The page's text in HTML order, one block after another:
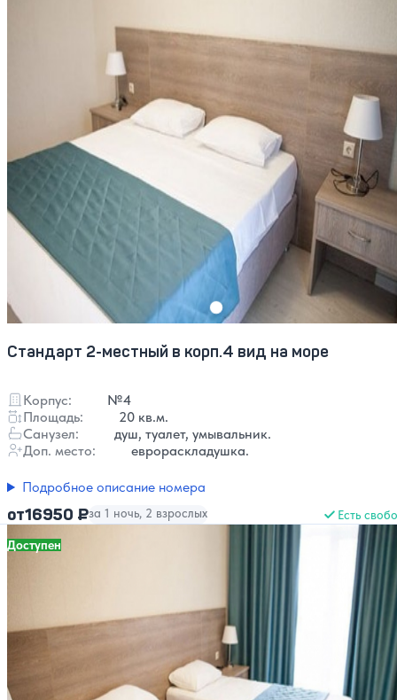
Стандарт 2-местный в корп.4 вид на море
Корпус:
№4
Площадь:
20 кв.м.
Санузел:
душ, туалет, умывальник.
Доп. место:
еврораскладушка.
Подробное описание номера
от16950 ₽за 1 ночь, 2 взрослых Есть
Доступен